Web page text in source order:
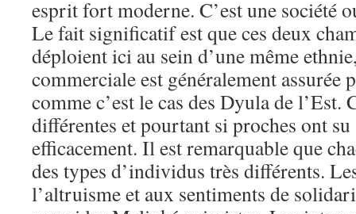
esprit fort moderne. C’est une société
Le fait significatif est que ces deux
déploient ici au sein d’une même
commerciale est généralement assurée
comme c’est le cas des Dyula de l’Est.
différentes et pourtant si proches ont
efficacement. Il est remarquable que
des types d’individus très différents.
l’altruisme et aux sentiments de